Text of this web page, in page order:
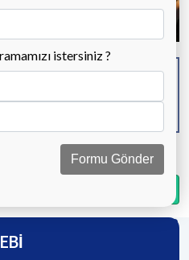
Göster
& WC
YATAK ODASI
istersiniz ?
Formu Gönder